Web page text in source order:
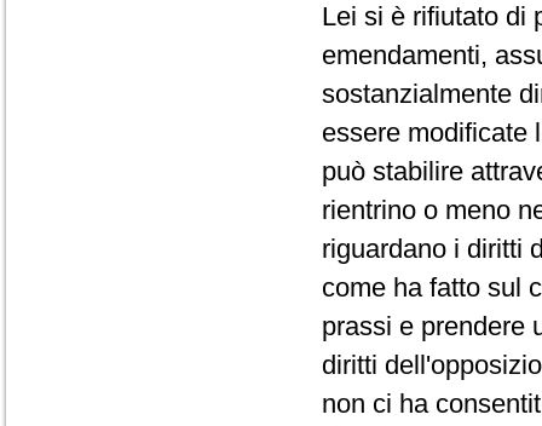
Lei si è rifiutato di
emendamenti,
sostanzialmente
essere modificate
può stabilire
rientrino o meno
riguardano i diritti
come ha fatto sul
prassi e prendere
diritti
non ci ha